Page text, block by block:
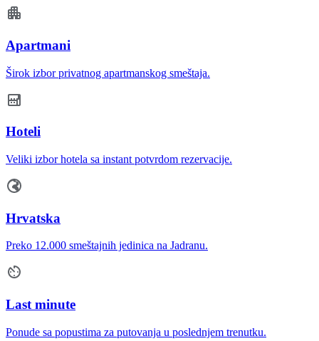
Apartmani
Širok izbor privatnog apartmanskog smeštaja.
Hoteli
Veliki izbor hotela sa instant potvrdom rezervacije.
Hrvatska
Preko 12.000 smeštajnih jedinica na Jadranu.
Last minute
Ponude sa popustima za putovanja u poslednjem trenutku.